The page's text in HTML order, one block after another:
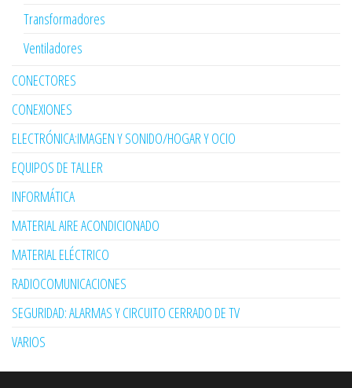
Transformadores
Ventiladores
CONECTORES
CONEXIONES
ELECTRÓNICA:IMAGEN Y SONIDO/HOGAR Y OCIO
EQUIPOS DE TALLER
INFORMÁTICA
MATERIAL AIRE ACONDICIONADO
MATERIAL ELÉCTRICO
RADIOCOMUNICACIONES
SEGURIDAD: ALARMAS Y CIRCUITO CERRADO DE TV
VARIOS